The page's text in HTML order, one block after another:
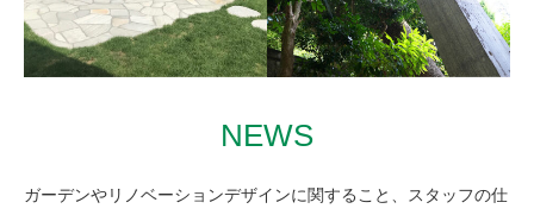
用部温泉リノベージョン
2024年 静岡県熱海市
緑と太平洋を望む別荘の
斜面に広がるミニマムな
砂庭
NEWS
ガーデンやリノベーションデザインに関すること、スタッフの仕